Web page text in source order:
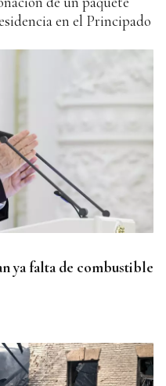
en el Principado
ya falta de combustible